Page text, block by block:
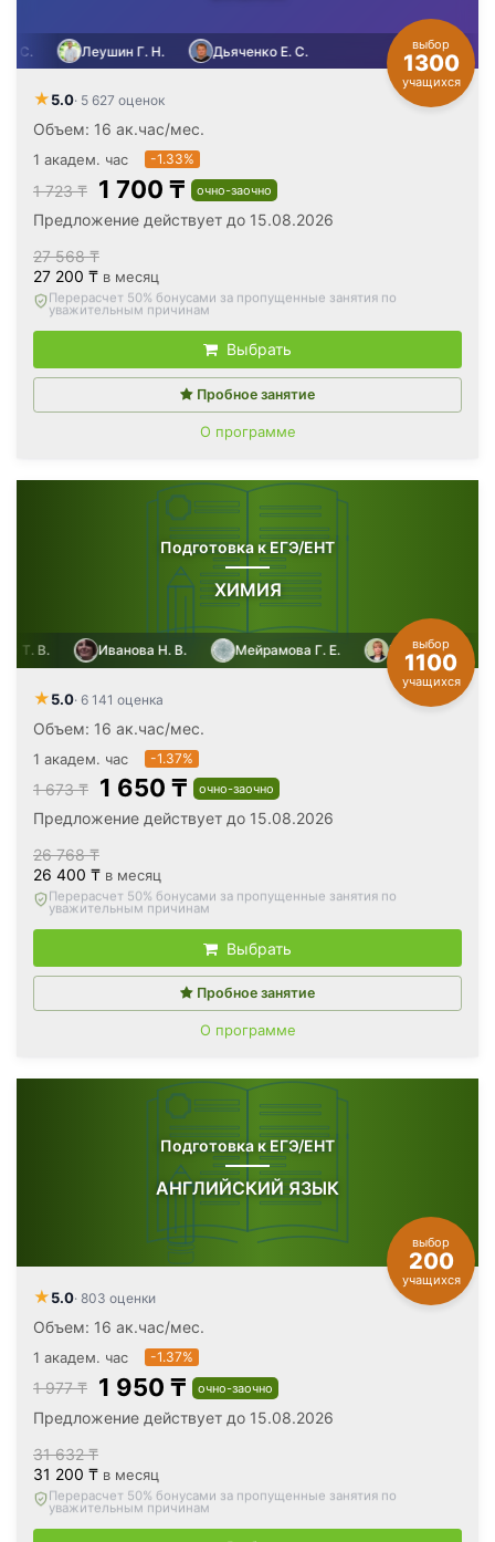
выбор
1300
учащихся
Леушин Г. Н. Дьяченко Е. С.
★5.0· 5 627 оценок
Объем: 16 ак.час/мес.
1 академ. час -1.33%
1 723 ₸ 1 700 ₸ очно-заочно
Предложение действует до 15.08.2026
27 568 ₸
27 200 ₸ в месяц
Вернём все оплаченные деньги, если откажетесь после
первого занятия
Выбрать
Пробное занятие
О программе
Подготовка к ЕГЭ/ЕНТ
ХИМИЯ
выбор
1100
учащихся
Иванова Н. В. Мейрамова Г. Е. Мига Т. В.
★5.0· 6 141 оценка
Объем: 16 ак.час/мес.
1 академ. час -1.37%
1 673 ₸ 1 650 ₸ очно-заочно
Предложение действует до 15.08.2026
26 768 ₸
26 400 ₸ в месяц
Вернём все оплаченные деньги, если откажетесь после
первого занятия
Выбрать
Пробное занятие
О программе
Подготовка к ЕГЭ/ЕНТ
АНГЛИЙСКИЙ ЯЗЫК
выбор
200
учащихся
★5.0· 803 оценки
Объем: 16 ак.час/мес.
1 академ. час -1.37%
1 977 ₸ 1 950 ₸ очно-заочно
Предложение действует до 15.08.2026
31 632 ₸
31 200 ₸ в месяц
Вернём все оплаченные деньги, если откажетесь после
первого занятия